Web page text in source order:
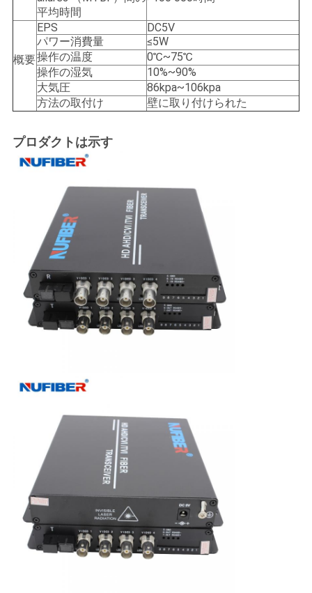
平均時間
概要
EPS
DC5V
パワー消費量
≤5W
操作の温度
0℃~75℃
操作の湿気
10%~90%
大気圧
86kpa~106kpa
方法の取付け
壁に取り付けられた
プロダクトは示す